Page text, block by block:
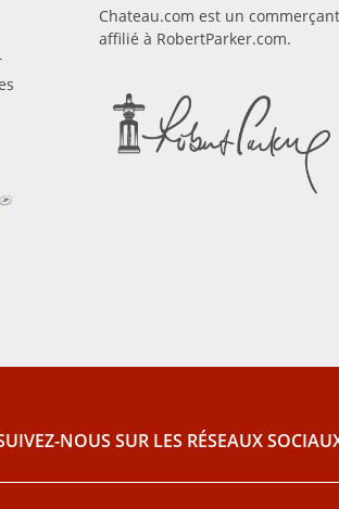
Chateau.com est un commerçant
affilié à RobertParker.com.
NOUS SUR LES RÉSEAUX